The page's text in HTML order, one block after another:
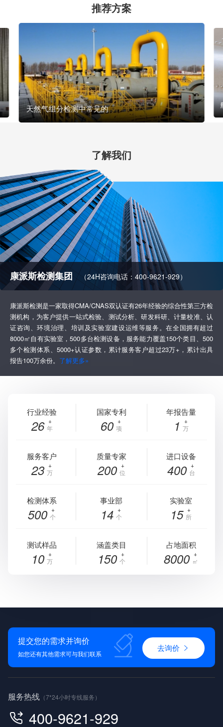
推荐方案
天然气组分检测中常见的
了解我们
康派斯检测集团 （24H咨询电话：400-9621-929）
康派斯检测是一家取得CMA/CNAS双认证有26年经验的综合性第三方检
测机构，为客户提供一站式检验、测试分析、研发科研、计量校准、认
证咨询、环境治理、培训及实验室建设运维等服务。在全国拥有超过
8000㎡自有实验室，500多台检测设备，服务能力覆盖150个类目、500
多个检测体系、5000+认证参数，累计服务客户超过23万+，累计出具
报告100万余份。 了解更多»
行业经验
26 年
国家专利
60 项
年报告量
1 万
服务客户
23 万
质量专家
200 位
进口设备
400 台
检测体系
500 个
事业部
14 个
实验室
15 所
测试样品
10 万
涵盖类目
150 个
占地面积
8000 ㎡
提交您的需求并询价
如您还有其他需求可与我们联系
去询价
服务热线 （7*24小时专线服务）
400-9621-929